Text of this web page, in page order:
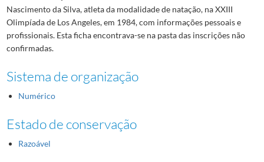
Nascimento da Silva, atleta da modalidade de natação, na XXIII
Olimpíada de Los Angeles, em 1984, com informações pessoais e
profissionais. Esta ficha encontrava-se na pasta das inscrições não
confirmadas.
Sistema de organização
Numérico
Estado de conservação
Razoável